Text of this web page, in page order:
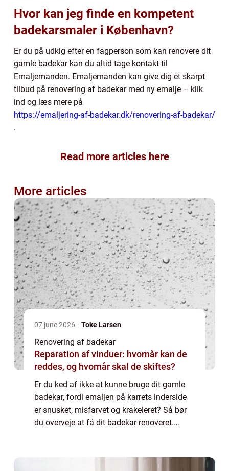
Hvor kan jeg finde en kompetent
badekarsmaler i København?
Er du på udkig efter en fagperson som kan renovere dit
gamle badekar kan du altid tage kontakt til
Emaljemanden. Emaljemanden kan give dig et skarpt
tilbud på renovering af badekar med ny emalje – klik
ind og læs mere på
https://emaljering-af-badekar.dk/renovering-af-badekar/
.
Read more articles here
More articles
07 june 2026 Toke Larsen
Renovering af badekar
Reparation af vinduer: hvornår kan de
reddes, og hvornår skal de skiftes?
Er du ked af ikke at kunne bruge dit gamle
badekar, fordi emaljen på karrets inderside
er snusket, misfarvet og krakeleret? Så bør
du overveje at få dit badekar renoveret.